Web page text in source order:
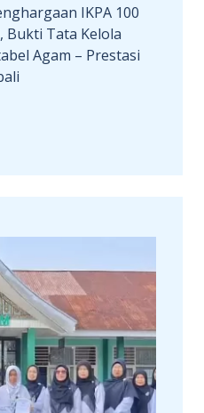
IKPA 100
Bukti Tata Kelola
Agam – Prestasi